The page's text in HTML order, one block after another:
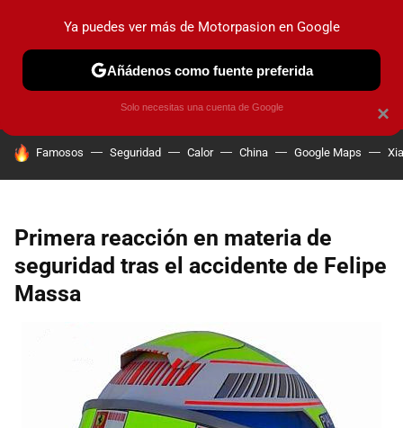
PRUEBAS COCHES ELÉCTRICOS OBSERVATORIO
HOY SE HABLA DE
Famosos Seguridad Calor China Google Maps
Primera reacción en materia de
seguridad tras el accidente de Felipe
Massa
×
Ya puedes ver más de Motorpasion en Google
Añádenos como fuente preferida
Solo necesitas una cuenta de Google